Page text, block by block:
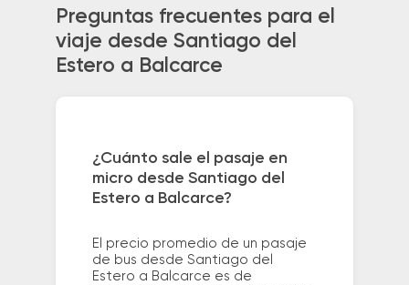
Preguntas frecuentes para el
viaje desde Santiago del
Estero a Balcarce
¿Cuánto sale el pasaje en
micro desde Santiago del
Estero a Balcarce?
El precio promedio de un pasaje
de bus desde Santiago del
Estero a Balcarce es de